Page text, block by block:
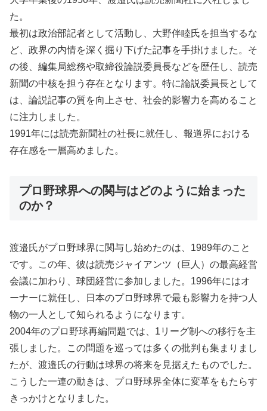
た。
最初は政治部記者として活動し、大野伴睦氏を担当するな
ど、政界の内情を深く掘り下げた記事を手掛けました。そ
の後、編集局総務や取締役論説委員長などを歴任し、読売
新聞の中核を担う存在となります。特に論説委員長として
は、論説記事の質を向上させ、社会的影響力を高めること
に注力しました。
1991年には読売新聞社の社長に就任し、報道界における
存在感を一層高めました。
プロ野球界への関与はどのように始まった
のか？
渡邉氏がプロ野球界に関与し始めたのは、1989年のこと
です。この年、彼は読売ジャイアンツ（巨人）の最高経営
会議に加わり、球団経営に参加しました。1996年にはオ
ーナーに就任し、日本のプロ野球界で最も影響力を持つ人
物の一人として知られるようになります。
2004年のプロ野球再編問題では、1リーグ制への移行を主
張しました。この問題を巡っては多くの批判も集まりまし
たが、渡邉氏の行動は球界の将来を見据えたものでした。
こうした一連の動きは、プロ野球界全体に変革をもたらす
きっかけとなりました。